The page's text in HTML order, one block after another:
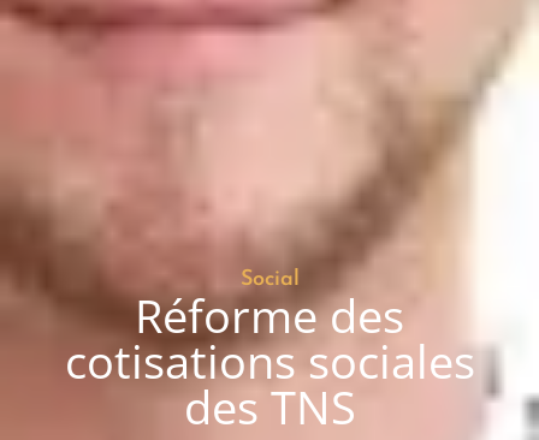
Social
Réforme des
cotisations sociales
des TNS